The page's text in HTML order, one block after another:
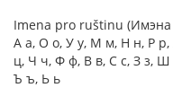
Imena pro ruštinu (Имэна
А а, О о, У у, М м, Н н, Р р,
ц, Ч ч, Ф ф, В в, С с, З з,
Ъ ъ, Ь ь